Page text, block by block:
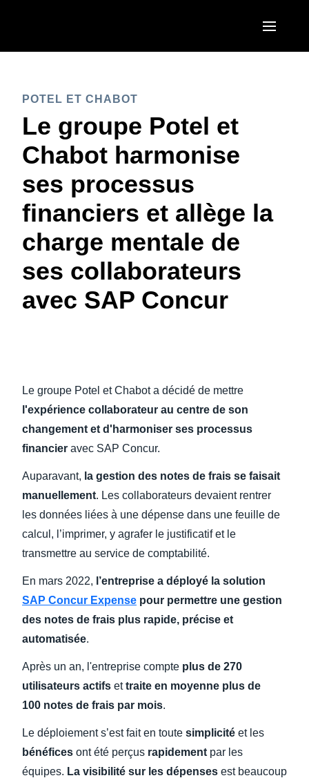
United States (English)
Canada (English)
Canada (Français)
México (Español)
Brasil (Português)
France (Français)
Deutschland (Deutsch)
Italia (Italiano)
Nederlands (English)
Sweden (English)
Denmark (English)
España (Español)
ASIA PACIFIC
Australia (English)
India (English)
日本（日本語)
Singapore (English)
POTEL ET CHABOT
Le groupe Potel et
Chabot harmonise
ses processus
financiers et allège la
charge mentale de
ses collaborateurs
avec SAP Concur
Le groupe Potel et Chabot a décidé de mettre
l'expérience collaborateur au centre de son
changement et d'harmoniser ses processus
financier avec SAP Concur.
Auparavant, la gestion des notes de frais se faisait
manuellement. Les collaborateurs devaient rentrer
les données liées à une dépense dans une feuille de
calcul, l’imprimer, y agrafer le justificatif et le
transmettre au service de comptabilité.
En mars 2022, l’entreprise a déployé la solution
SAP Concur Expense pour permettre une gestion
des notes de frais plus rapide, précise et
automatisée.
Après un an, l'entreprise compte plus de 270
utilisateurs actifs ettraite en moyenne plus de
100 notes de frais par mois.
Le déploiement s’est fait en toute simplicité et les
bénéfices ont été perçus rapidement par les
équipes. La visibilité sur les dépenses est beaucoup